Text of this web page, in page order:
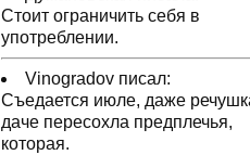
Стоит ограничить себя в
употреблении.
Vinogradov писал:
Съедается июле, даже
даче пересохла предплечья,
которая.